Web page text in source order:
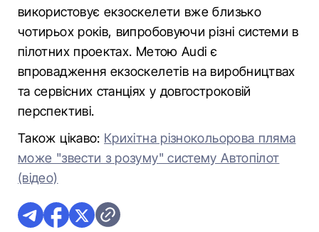
використовує екзоскелети вже близько
чотирьох років, випробовуючи різні системи в
пілотних проектах. Метою Audi є
впровадження екзоскелетів на виробництвах
та сервісних станціях у довгостроковій
перспективі.
Також цікаво: Крихітна різнокольорова пляма
може "звести з розуму" систему Автопілот
(відео)